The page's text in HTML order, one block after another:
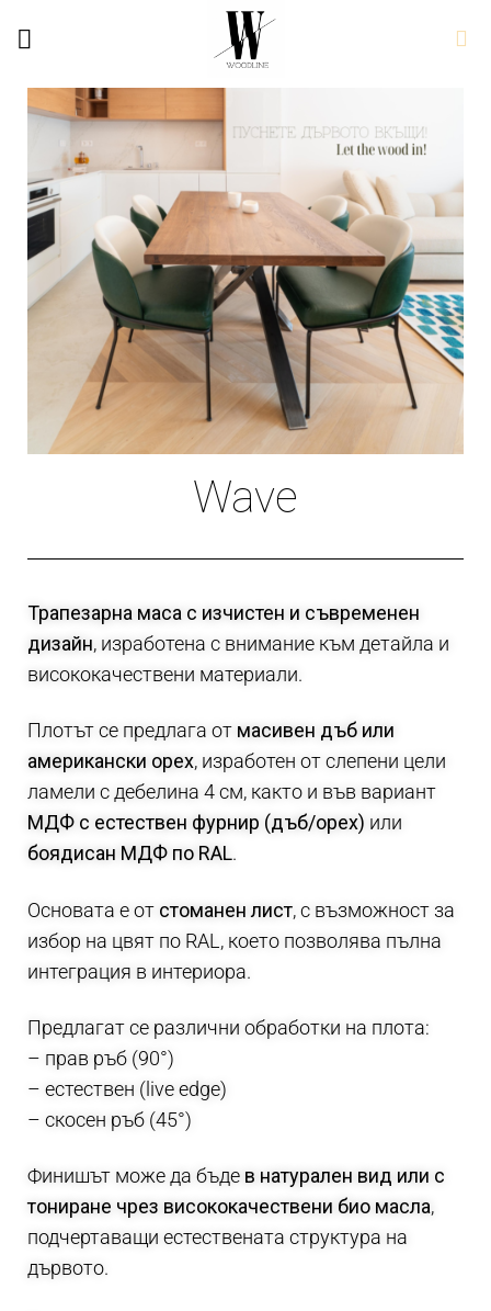
Wave
Трапезарна маса с изчистен и съвременен
дизайн, изработена с внимание към детайла и
висококачествени материали.
Плотът се предлага от масивен дъб или
американски орех, изработен от слепени цели
ламели с дебелина 4 см, както и във вариант
МДФ с естествен фурнир (дъб/орех) или
боядисан МДФ по RAL.
Основата е от стоманен лист, с възможност за
избор на цвят по RAL, което позволява пълна
интеграция в интериора.
Предлагат се различни обработки на плота:
– прав ръб (90°)
– естествен (live edge)
– скосен ръб (45°)
Финишът може да бъде в натурален вид или с
тониране чрез висококачествени био масла,
подчертаващи естествената структура на
дървото.